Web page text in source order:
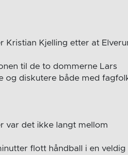
Kristian Kjelling etter at
til de to dommerne Lars
og diskutere både med
var det ikke langt mellom
flott håndball i en veldig